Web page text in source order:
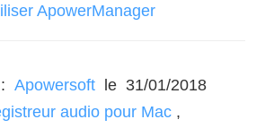
ApowerManager
Apowersoft le 31/01/2018
audio pour Mac ,